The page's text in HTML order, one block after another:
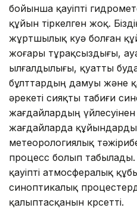
бойынша қауіпті
құйын тіркелген жоқ.
жұртшылық куә болған
жоғары тұрақсыздығы,
ылғалдылығы, қуатты
бұлттардың дамуы және
әрекеті сияқты табиғи
жағдайлардың
жағдайларда
метеорологиялық
процесс болып
қауіпті атмосфералық
синоптикалық
қалыптасқанын көрсетті.